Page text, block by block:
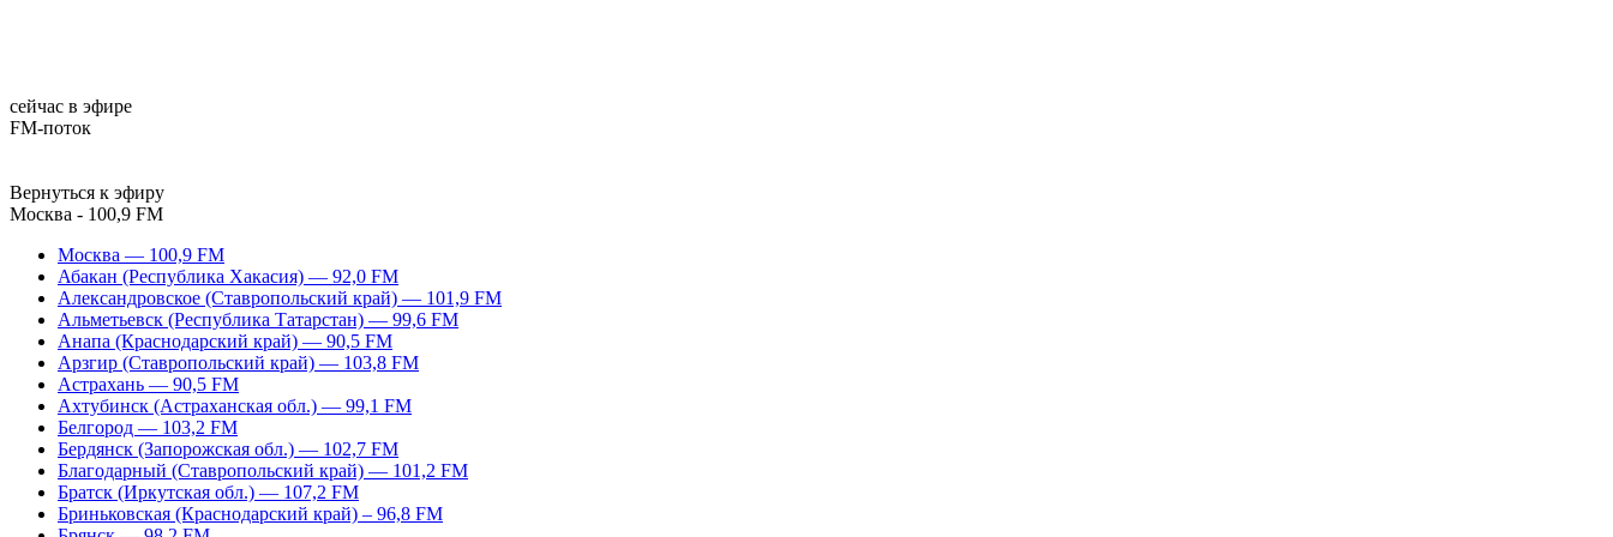
сейчас в эфире
FM-поток
Вернуться к эфиру
Москва - 100,9 FM
Москва — 100,9 FM
Абакан (Республика Хакасия) — 92,0 FM
Александровское (Ставропольский край) — 101,9 FM
Альметьевск (Республика Татарстан) — 99,6 FM
Анапа (Краснодарский край) — 90,5 FM
Арзгир (Ставропольский край) — 103,8 FM
Астрахань — 90,5 FM
Ахтубинск (Астраханская обл.) — 99,1 FM
Белгород — 103,2 FM
Бердянск (Запорожская обл.) — 102,7 FM
Благодарный (Ставропольский край) — 101,2 FM
Братск (Иркутская обл.) — 107,2 FM
Бриньковская (Краснодарский край) – 96,8 FM